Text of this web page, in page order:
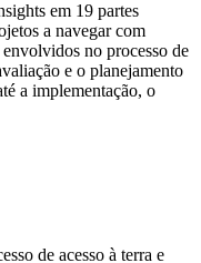
em 19 partes
a navegar com
envolvidos no processo de
e o planejamento
a implementação, o
de acesso à terra e